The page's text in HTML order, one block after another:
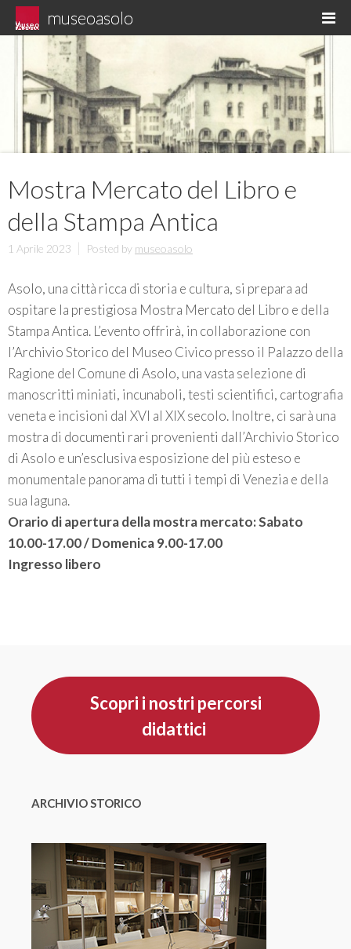
Skip
to
content
museoasolo
Asolo museo diffuso
Mostra Mercato del Libro e
della Stampa Antica
1 Aprile 2023 Posted by museoasolo
Asolo, una città ricca di storia e cultura, si prepara ad
ospitare la prestigiosa Mostra Mercato del Libro e della
Stampa Antica. L’evento offrirà, in collaborazione con
l’Archivio Storico del Museo Civico presso il Palazzo della
Ragione del Comune di Asolo, una vasta selezione di
manoscritti miniati, incunaboli, testi scientifici, cartografia
veneta e incisioni dal XVI al XIX secolo. Inoltre, ci sarà una
mostra di documenti rari provenienti dall’Archivio Storico
di Asolo e un’esclusiva esposizione del più esteso e
monumentale panorama di tutti i tempi di Venezia e della
sua laguna.
Orario di apertura della mostra mercato: Sabato
10.00-17.00 / Domenica 9.00-17.00
Ingresso libero
Scopri i nostri percorsi
didattici
ARCHIVIO STORICO